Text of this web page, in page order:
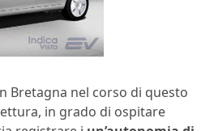
Bretagna nel corso di questo
in grado di ospitare